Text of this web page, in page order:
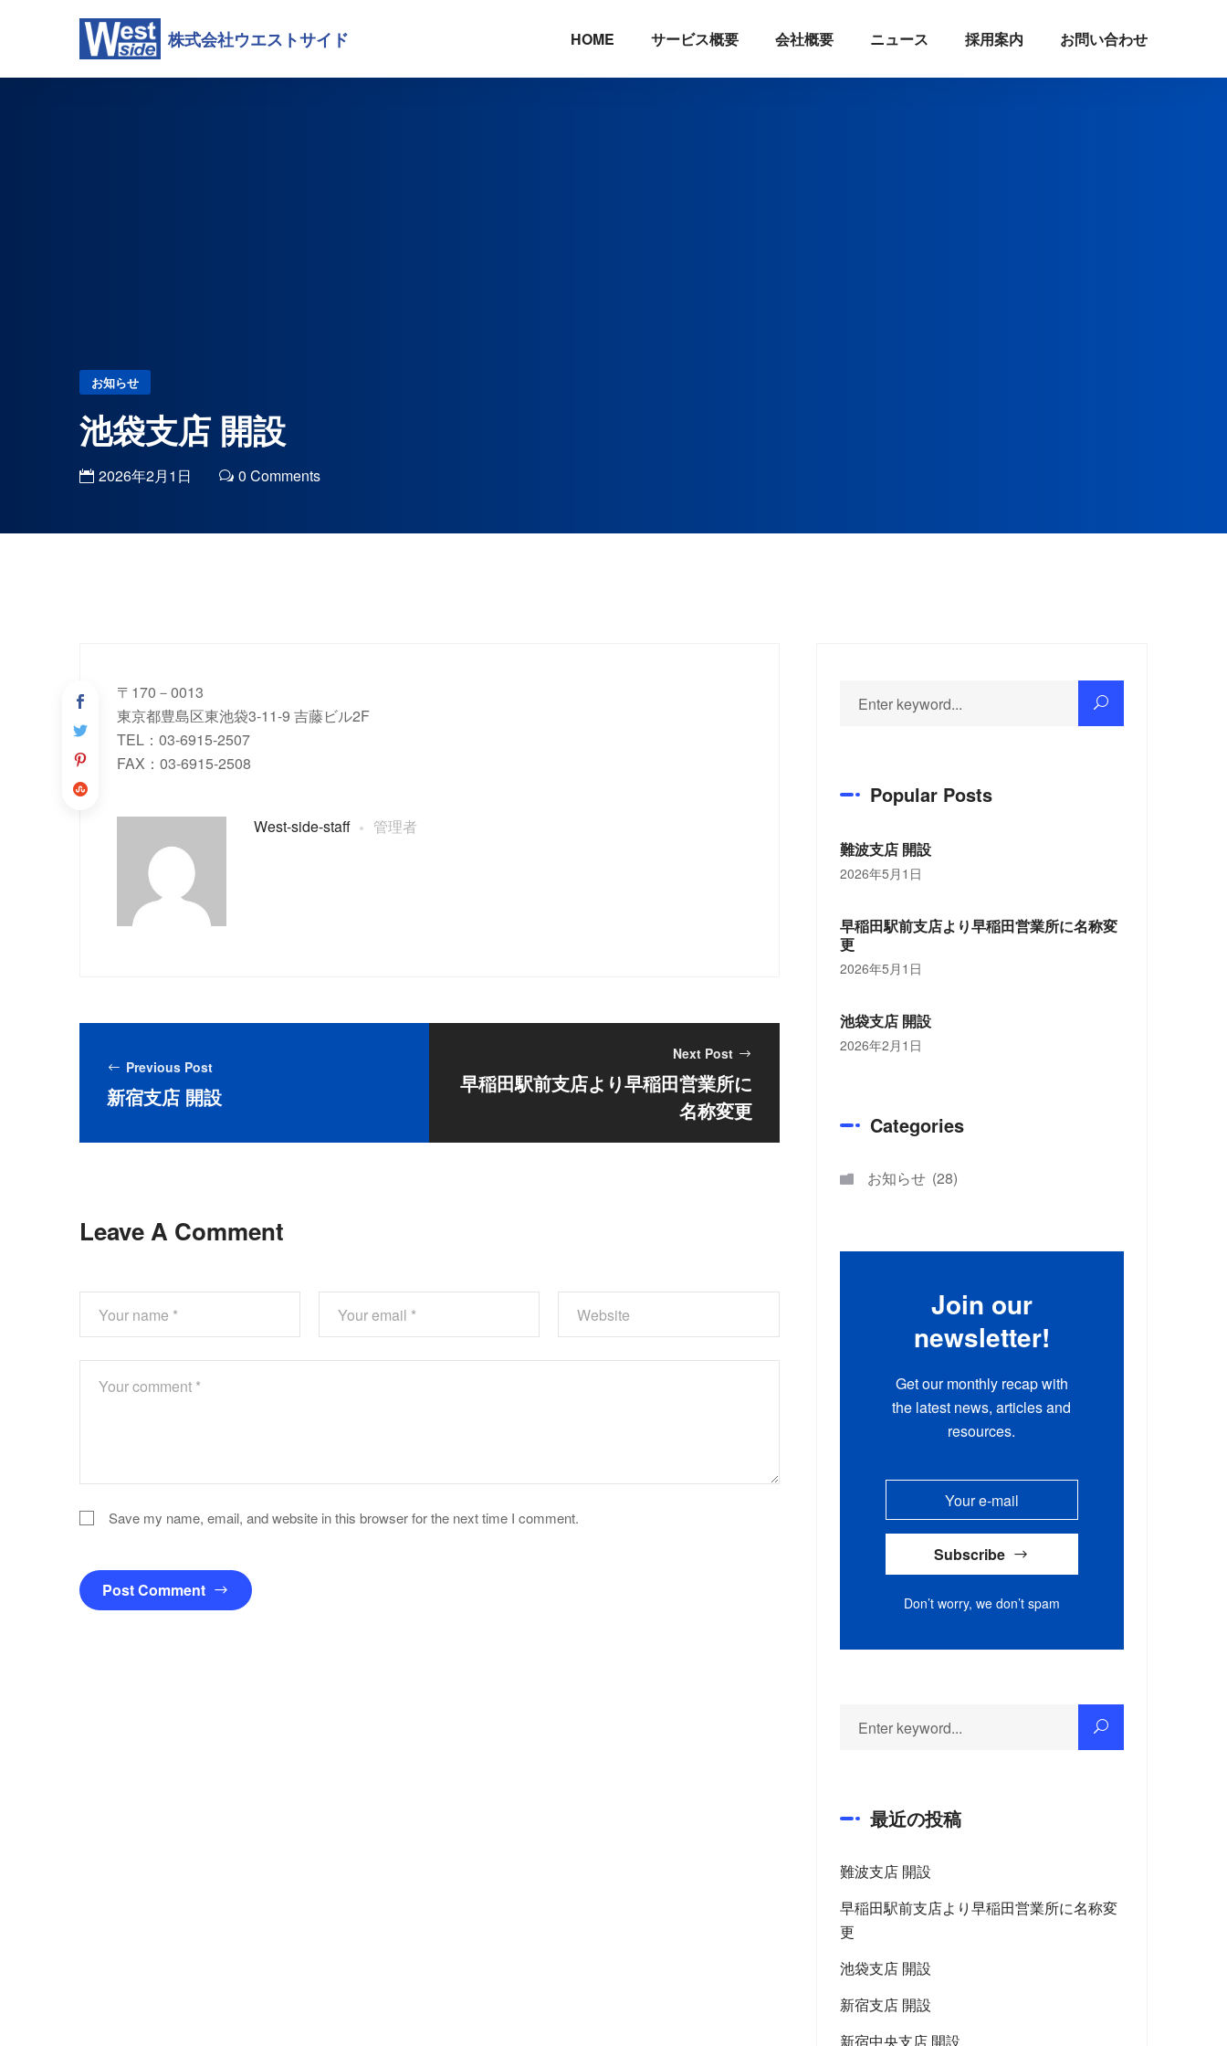
株式会社ウエストサイド HOME サービス概要 会社概要 ニュース 採用案内 お問い合わせ
お知らせ
池袋支店 開設
2026年2月1日 0 Comments
〒170－0013
東京都豊島区東池袋3-11-9 吉藤ビル2F
TEL：03-6915-2507
FAX：03-6915-2508
west-side-staff
Previous Post
新宿支店 開設
Next Post
早稲田駅前支店より早稲田営業所に
名称変更
Leave A Comment
Save my name, email, and website in this browser for the next time I comment.
Post Comment
Popular Posts
難波支店 開設
2026年5月1日
早稲田駅前支店より早稲田営業所に名称変
更
2026年5月1日
池袋支店 開設
2026年2月1日
Categories
お知らせ 28
Join our
newsletter!
Get our monthly recap with
the latest news, articles and
resources.
Subscribe
Don’t worry, we don’t spam
最近の投稿
難波支店 開設
早稲田駅前支店より早稲田営業所に名称変
更
池袋支店 開設
新宿支店 開設
新宿中央支店 開設